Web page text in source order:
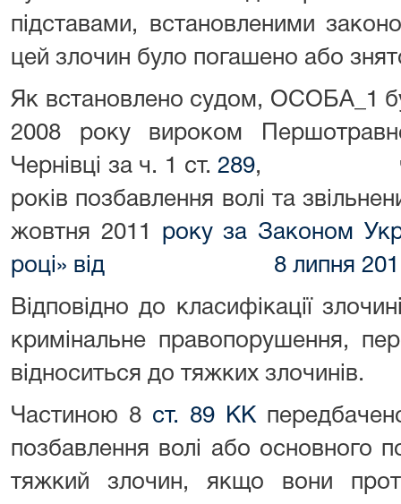
підставами, встановленими
цей злочин було погашено або
Як встановлено судом, ОСОБА_1
2008 року вироком
Чернівці за ч. 1 ст.289, ч. 2
років позбавлення
жовтня 2011 року за Законом
році» від 8 липня 2011
Відповідно до класифікації
кримінальне правопорушення,
відноситься до тяжких злочинів.
Частиною 8 ст. 89 КК
позбавлення волі або основного
тяжкий злочин, якщо вони